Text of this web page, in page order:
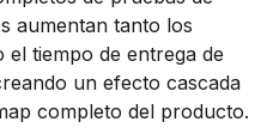
aumentan tanto los
tiempo de entrega de
un efecto cascada
completo del producto.